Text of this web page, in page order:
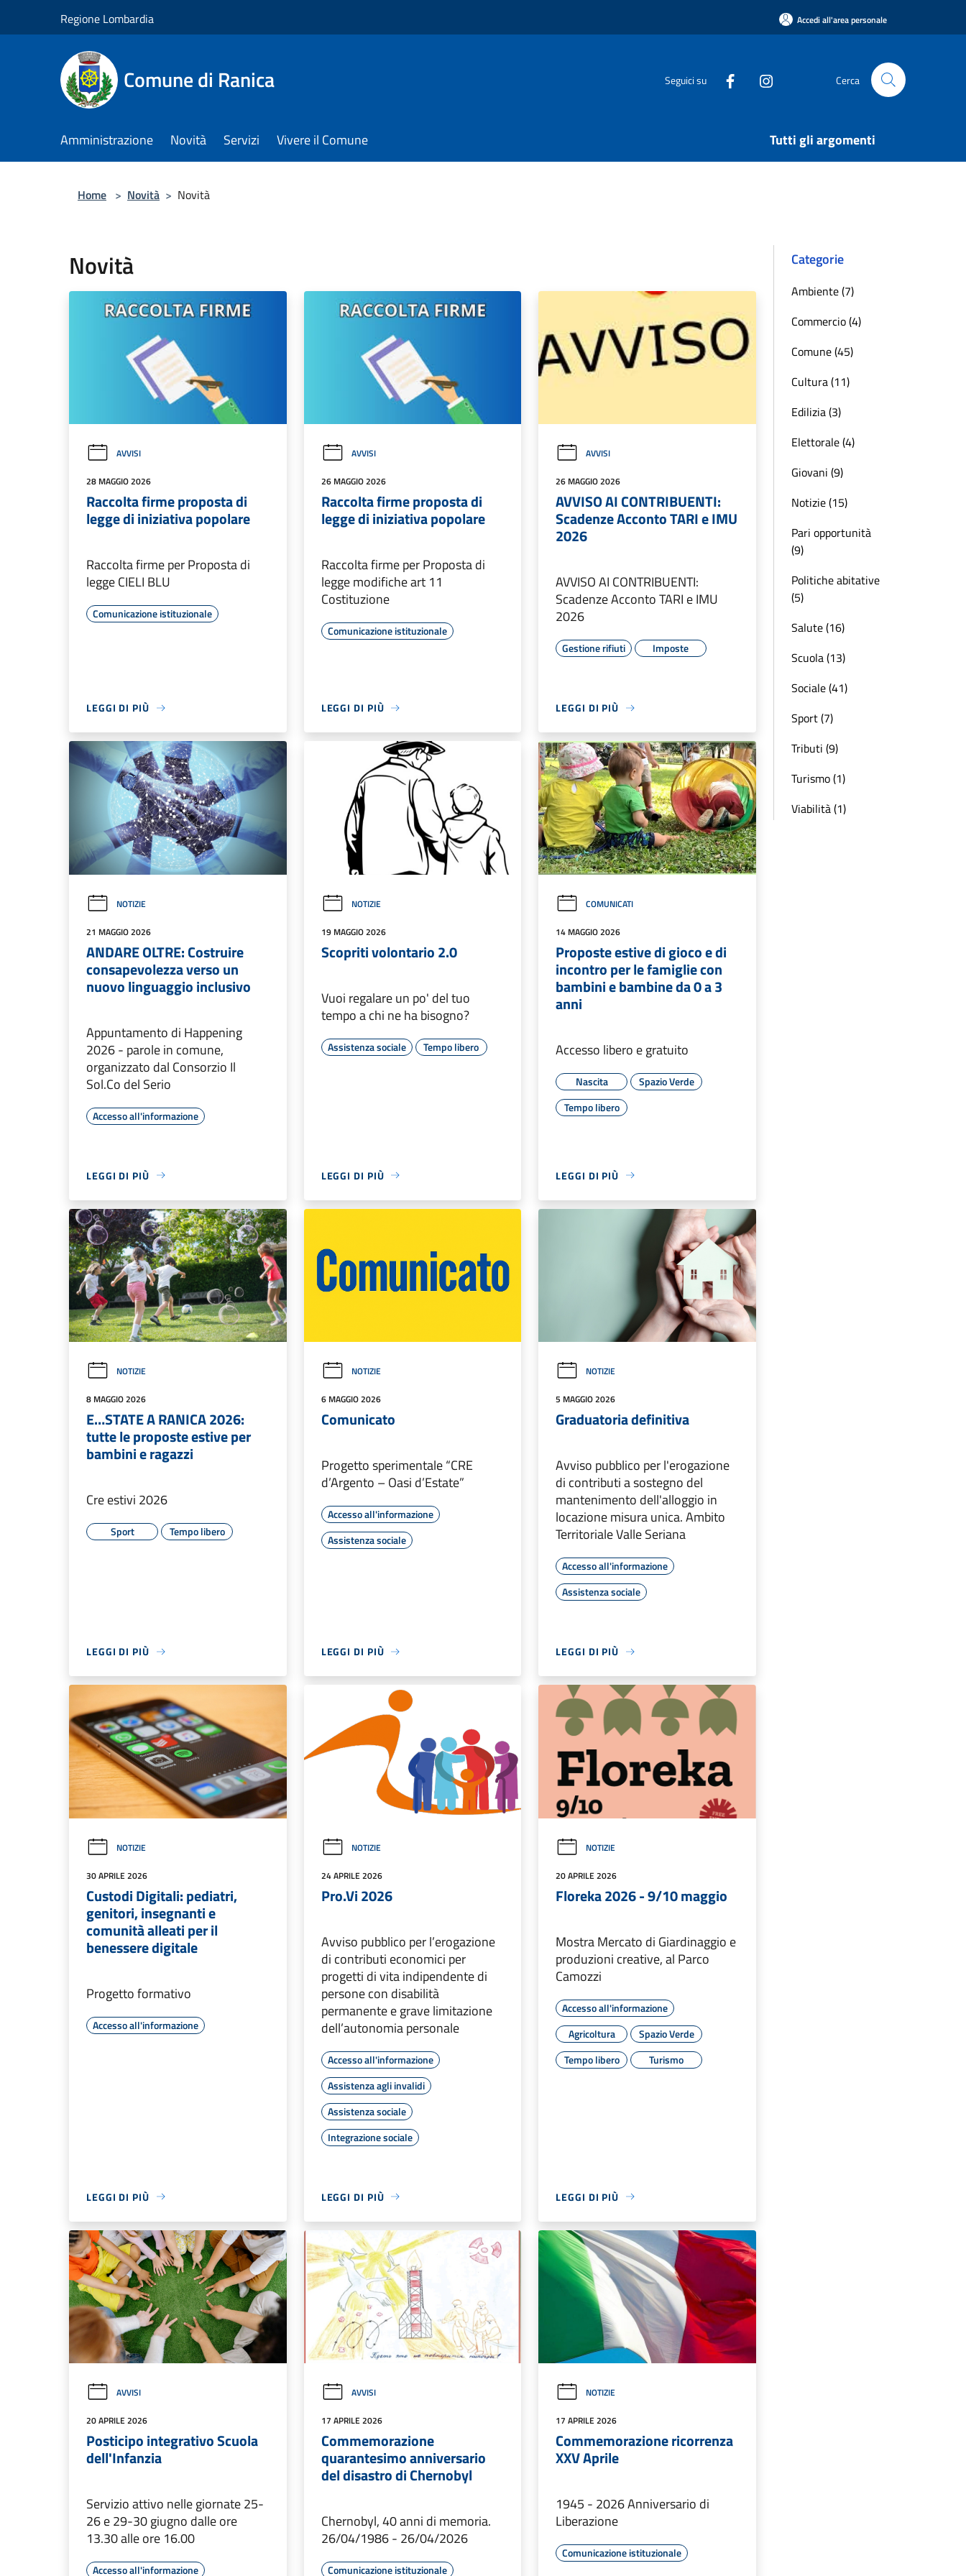
Regione Lombardia Accedi all'area personale
Comune di Ranica Seguici su Cerca
Amministrazione Novità Servizi Vivere il Comune Tutti gli argomenti
Home > Novità > Novità
Novità
AVVISI
28 MAGGIO 2026
Raccolta firme proposta di
legge di iniziativa popolare
Raccolta firme per Proposta di
legge CIELI BLU
Comunicazione istituzionale
LEGGI DI PIÙ
AVVISI
26 MAGGIO 2026
Raccolta firme proposta di
legge di iniziativa popolare
Raccolta firme per Proposta di
legge modifiche art 11
Costituzione
Comunicazione istituzionale
LEGGI DI PIÙ
AVVISI
26 MAGGIO 2026
AVVISO AI CONTRIBUENTI:
Scadenze Acconto TARI e IMU
2026
AVVISO AI CONTRIBUENTI:
Scadenze Acconto TARI e IMU
2026
Gestione rifiuti Imposte
LEGGI DI PIÙ
NOTIZIE
21 MAGGIO 2026
ANDARE OLTRE: Costruire
consapevolezza verso un
nuovo linguaggio inclusivo
Appuntamento di Happening
2026 - parole in comune,
organizzato dal Consorzio Il
Sol.Co del Serio
Accesso all'informazione
LEGGI DI PIÙ
NOTIZIE
19 MAGGIO 2026
Scopriti volontario 2.0
Vuoi regalare un po' del tuo
tempo a chi ne ha bisogno?
Assistenza sociale Tempo libero
LEGGI DI PIÙ
COMUNICATI
14 MAGGIO 2026
Proposte estive di gioco e di
incontro per le famiglie con
bambini e bambine da 0 a 3
anni
Accesso libero e gratuito
Nascita
Spazio Verde
Tempo libero
LEGGI DI PIÙ
NOTIZIE
8 MAGGIO 2026
E…STATE A RANICA 2026:
tutte le proposte estive per
bambini e ragazzi
Cre estivi 2026
Sport Tempo libero
LEGGI DI PIÙ
NOTIZIE
6 MAGGIO 2026
Comunicato
Progetto sperimentale “CRE
d’Argento – Oasi d’Estate”
Accesso all'informazione
Assistenza sociale
LEGGI DI PIÙ
NOTIZIE
5 MAGGIO 2026
Graduatoria definitiva
Avviso pubblico per l'erogazione
di contributi a sostegno del
mantenimento dell'alloggio in
locazione misura unica. Ambito
Territoriale Valle Seriana
Accesso all'informazione
Assistenza sociale
LEGGI DI PIÙ
NOTIZIE
30 APRILE 2026
Custodi Digitali: pediatri,
genitori, insegnanti e
comunità alleati per il
benessere digitale
Progetto formativo
Accesso all'informazione
LEGGI DI PIÙ
NOTIZIE
24 APRILE 2026
Pro.Vi 2026
Avviso pubblico per l’erogazione
di contributi economici per
progetti di vita indipendente di
persone con disabilità
permanente e grave limitazione
dell’autonomia personale
Accesso all'informazione
Assistenza agli invalidi
Assistenza sociale
Integrazione sociale
LEGGI DI PIÙ
NOTIZIE
20 APRILE 2026
Floreka 2026 - 9/10 maggio
Mostra Mercato di Giardinaggio e
produzioni creative, al Parco
Camozzi
Accesso all'informazione
Agricoltura
Spazio Verde
Tempo libero
Turismo
LEGGI DI PIÙ
AVVISI
20 APRILE 2026
Posticipo integrativo Scuola
dell'Infanzia
Servizio attivo nelle giornate 25-
26 e 29-30 giugno dalle ore
13.30 alle ore 16.00
Accesso all'informazione
AVVISI
17 APRILE 2026
Commemorazione
quarantesimo anniversario
del disastro di Chernobyl
Chernobyl, 40 anni di memoria.
26/04/1986 - 26/04/2026
Comunicazione istituzionale
NOTIZIE
17 APRILE 2026
Commemorazione ricorrenza
XXV Aprile
1945 - 2026 Anniversario di
Liberazione
Comunicazione istituzionale
Categorie
Ambiente (7)
Commercio (4)
Comune (45)
Cultura (11)
Edilizia (3)
Elettorale (4)
Giovani (9)
Notizie (15)
Pari opportunità
(9)
Politiche abitative
(5)
Salute (16)
Scuola (13)
Sociale (41)
Sport (7)
Tributi (9)
Turismo (1)
Viabilità (1)